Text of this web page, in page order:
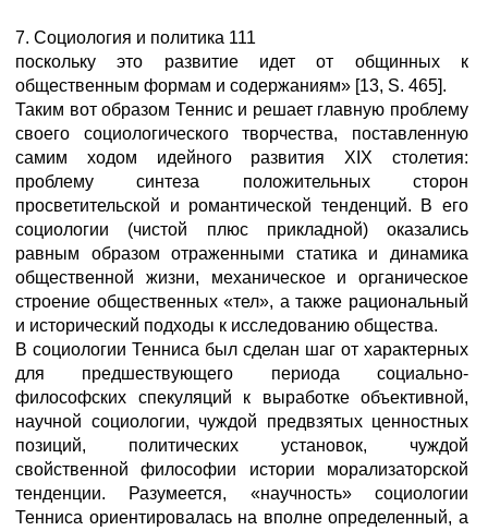
7. Социология и политика 111
поскольку это развитие идет от общинных к
общественным формам и содержаниям» [13, S. 465].
Таким вот образом Теннис и решает главную проблему
своего социологического творчества, поставленную
самим ходом идейного развития XIX столетия:
проблему синтеза положительных сторон
просветительской и романтической тенденций. В его
социологии (чистой плюс прикладной) оказались
равным образом отраженными статика и динамика
общественной жизни, механическое и органическое
строение общественных «тел», а также рациональный
и исторический подходы к исследованию общества.
В социологии Тенниса был сделан шаг от характерных
для предшествующего периода социально-
философских спекуляций к выработке объективной,
научной социологии, чуждой предвзятых ценностных
позиций, политических установок, чуждой
свойственной философии истории морализаторской
тенденции. Разумеется, «научность» социологии
Тенниса ориентировалась на вполне определенный, а